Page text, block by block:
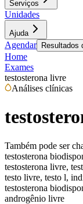
Serviços
Unidades
Ajuda
Agendar Resultados
Home
Exames
testosterona livre
Análises clínicas
Também pode ser
testosterona
testosterona livre,
testo livre, testo l,
testosterona
androgênio livre